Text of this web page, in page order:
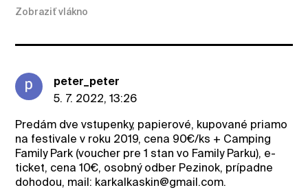
Zobraziť vlákno
peter_peter
5. 7. 2022, 13:26
Predám dve vstupenky, papierové, kupované priamo
na festivale v roku 2019, cena 90€/ks + Camping
Family Park (voucher pre 1 stan vo Family Parku), e-
ticket, cena 10€, osobný odber Pezinok, prípadne
dohodou, mail: karkalkaskin@gmail.com.